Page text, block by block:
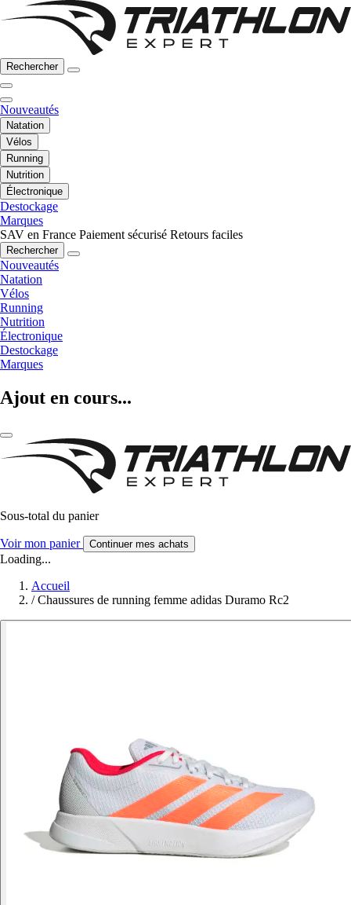
Rechercher
Nouveautés
Natation
Vélos
Running
Nutrition
Électronique
Destockage
Marques
SAV en France Paiement sécurisé Retours faciles
Rechercher
Nouveautés
Natation
Vélos
Running
Nutrition
Électronique
Destockage
Marques
Ajout en cours...
Sous-total du panier
Voir mon panier Continuer mes achats
Loading...
Accueil
/ Chaussures de running femme adidas Duramo Rc2